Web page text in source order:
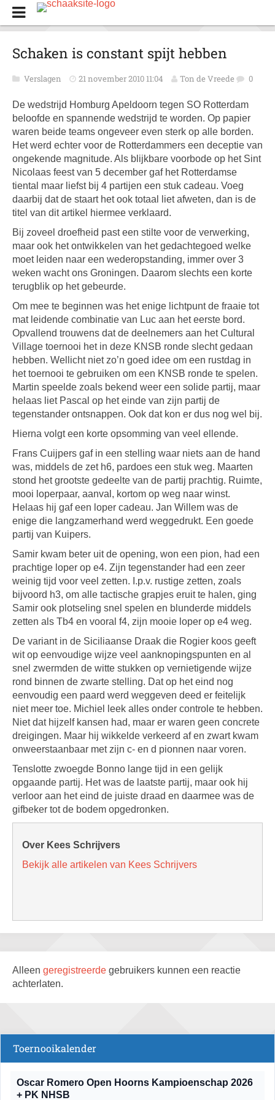
Schaken is constant spijt hebben
Verslagen 21 november 2010 11:04 Ton de Vreede 0
De wedstrijd Homburg Apeldoorn tegen SO Rotterdam
beloofde en spannende wedstrijd te worden. Op papier
waren beide teams ongeveer even sterk op alle borden.
Het werd echter voor de Rotterdammers een deceptie van
ongekende magnitude. Als blijkbare voorbode op het Sint
Nicolaas feest van 5 december gaf het Rotterdamse
tiental maar liefst bij 4 partijen een stuk cadeau. Voeg
daarbij dat de staart het ook totaal liet afweten, dan is de
titel van dit artikel hiermee verklaard.
Bij zoveel droefheid past een stilte voor de verwerking,
maar ook het ontwikkelen van het gedachtegoed welke
moet leiden naar een wederopstanding, immer over 3
weken wacht ons Groningen. Daarom slechts een korte
terugblik op het gebeurde.
Om mee te beginnen was het enige lichtpunt de fraaie tot
mat leidende combinatie van Luc aan het eerste bord.
Opvallend trouwens dat de deelnemers aan het Cultural
Village toernooi het in deze KNSB ronde slecht gedaan
hebben. Wellicht niet zo’n goed idee om een rustdag in
het toernooi te gebruiken om een KNSB ronde te spelen.
Martin speelde zoals bekend weer een solide partij, maar
helaas liet Pascal op het einde van zijn partij de
tegenstander ontsnappen. Ook dat kon er dus nog wel bij.
Hierna volgt een korte opsomming van veel ellende.
Frans Cuijpers gaf in een stelling waar niets aan de hand
was, middels de zet h6, pardoes een stuk weg. Maarten
stond het grootste gedeelte van de partij prachtig. Ruimte,
mooi loperpaar, aanval, kortom op weg naar winst.
Helaas hij gaf een loper cadeau. Jan Willem was de
enige die langzamerhand werd weggedrukt. Een goede
partij van Kuipers.
Samir kwam beter uit de opening, won een pion, had een
prachtige loper op e4. Zijn tegenstander had een zeer
weinig tijd voor veel zetten. I.p.v. rustige zetten, zoals
bijvoord h3, om alle tactische grapjes eruit te halen, ging
Samir ook plotseling snel spelen en blunderde middels
zetten als Tb4 en vooral f4, zijn mooie loper op e4 weg.
De variant in de Siciliaanse Draak die Rogier koos geeft
wit op eenvoudige wijze veel aanknopingspunten en al
snel zwermden de witte stukken op vernietigende wijze
rond binnen de zwarte stelling. Dat op het eind nog
eenvoudig een paard werd weggeven deed er feitelijk
niet meer toe. Michiel leek alles onder controle te hebben.
Niet dat hijzelf kansen had, maar er waren geen concrete
dreigingen. Maar hij wikkelde verkeerd af en zwart kwam
onweerstaanbaar met zijn c- en d pionnen naar voren.
Tenslotte zwoegde Bonno lange tijd in een gelijk
opgaande partij. Het was de laatste partij, maar ook hij
verloor aan het eind de juiste draad en daarmee was de
gifbeker tot de bodem opgedronken.
Over Kees Schrijvers
Bekijk alle artikelen van Kees Schrijvers
Alleen geregistreerde gebruikers kunnen een reactie
achterlaten.
Toernooikalender
Oscar Romero Open Hoorns Kampioenschap 2026
+ PK NHSB